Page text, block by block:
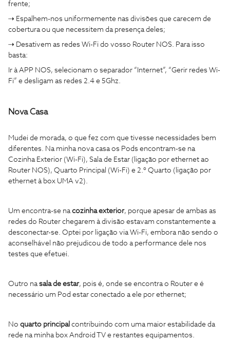
frente;
⇢ Espalhem-nos uniformemente nas divisões que carecem de
cobertura ou que necessitem da presença deles;
⇢ Desativem as redes Wi-Fi do vosso Router NOS. Para isso
basta:
Ir à APP NOS, selecionam o separador “Internet”, “Gerir redes Wi-
Fi” e desligam as redes 2.4 e 5Ghz.
Nova Casa
Mudei de morada, o que fez com que tivesse necessidades bem
diferentes. Na minha nova casa os Pods encontram-se na
Cozinha Exterior (Wi-Fi), Sala de Estar (ligação por ethernet ao
Router NOS), Quarto Principal (Wi-Fi) e 2.º Quarto (ligação por
ethernet à box UMA v2).
Um encontra-se nacozinha exterior, porque apesar de ambas as
redes do Router chegarem à divisão estavam constantemente a
desconectar-se. Optei por ligação via Wi-Fi, embora não sendo o
aconselhável não prejudicou de todo a performance dele nos
testes que efetuei.
Outro nasala de estar, pois é, onde se encontra o Router e é
necessário um Pod estar conectado a ele por ethernet;
No quarto principal contribuindo com uma maior estabilidade da
rede na minha box Android TV e restantes equipamentos.